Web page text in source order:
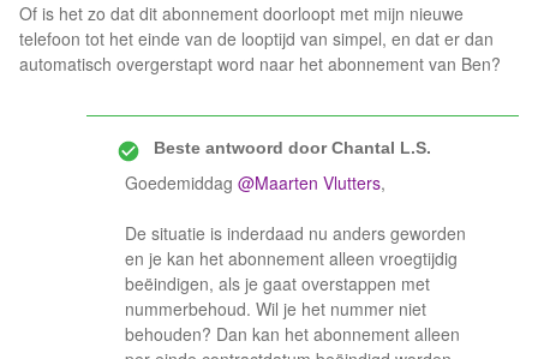
Of is het zo dat dit abonnement doorloopt met mijn nieuwe
telefoon tot het einde van de looptijd van simpel, en dat er dan
automatisch overgerstapt word naar het abonnement van Ben?
Beste antwoord doorChantal L.S.
Goedemiddag ​ @Maarten Vlutters,
De situatie is inderdaad nu anders geworden
en je kan het abonnement alleen vroegtijdig
beëindigen, als je gaat overstappen met
nummerbehoud. Wil je het nummer niet
behouden? Dan kan het abonnement alleen